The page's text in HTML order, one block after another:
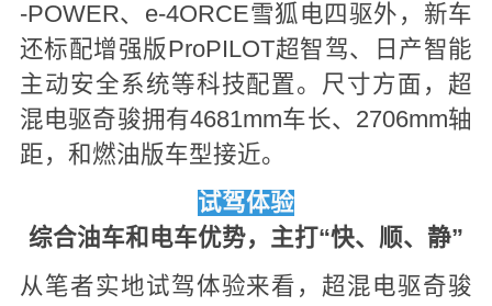
-POWER、e-4ORCE雪狐电四驱外，新车
还标配增强版ProPILOT超智驾、日产智能
主动安全系统等科技配置。尺寸方面，超
混电驱奇骏拥有4681mm车长、2706mm轴
距，和燃油版车型接近。
试驾体验
综合油车和电车优势，主打“快、顺、静”
从笔者实地试驾体验来看，超混电驱奇骏